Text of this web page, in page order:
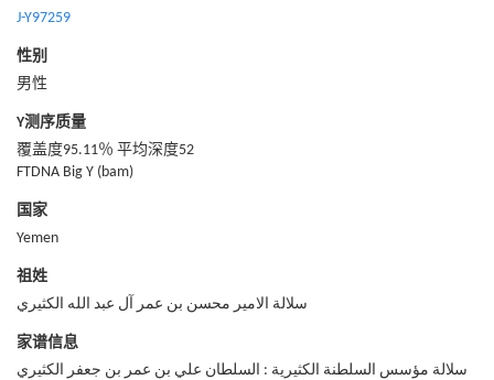
J-Y97259
性别
男性
Y测序质量
覆盖度95.11％ 平均深度52
FTDNA Big Y (bam)
国家
Yemen
祖姓
سلالة الامير محسن بن عمر آل عبد الله الكثيري
家谱信息
سلالة مؤسس السلطنة الكثيرية : السلطان علي بن عمر بن جعفر الكثيري